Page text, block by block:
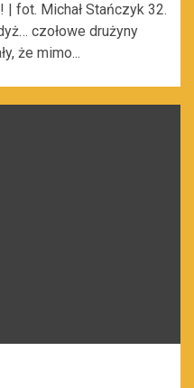
fot. Michał Stańczyk 32.
czołowe drużyny
że mimo...